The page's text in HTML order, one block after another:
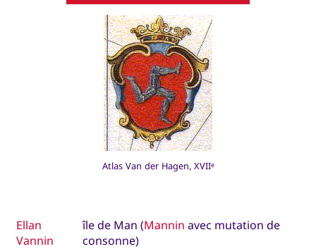
Atlas Van der Hagen, XVIIe
Ellan
Vannin
île de Man (Mannin avec mutation de
consonne)